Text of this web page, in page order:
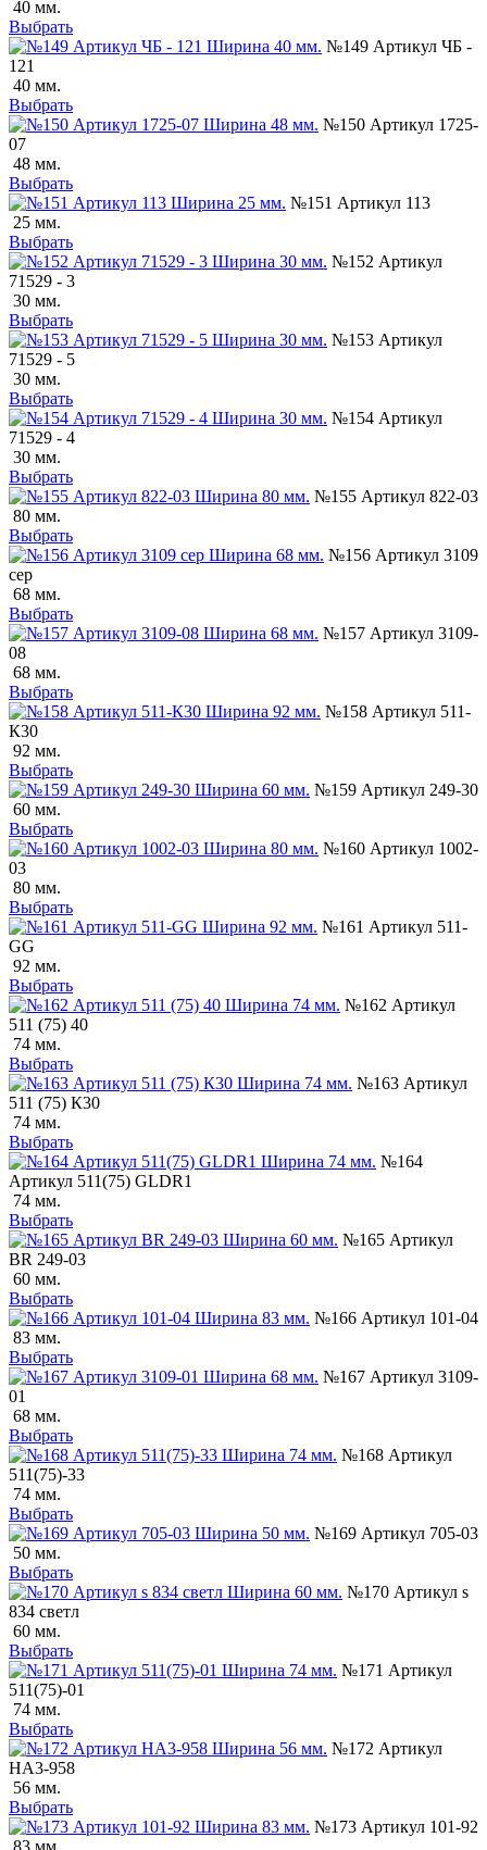
40 мм.
Выбрать
№149 Артикул ЧБ -
121
40 мм.
Выбрать
№150 Артикул 1725-
07
48 мм.
Выбрать
№151 Артикул 113
25 мм.
Выбрать
№152 Артикул
71529 - 3
30 мм.
Выбрать
№153 Артикул
71529 - 5
30 мм.
Выбрать
№154 Артикул
71529 - 4
30 мм.
Выбрать
№155 Артикул 822-03
80 мм.
Выбрать
№156 Артикул 3109
сер
68 мм.
Выбрать
№157 Артикул 3109-
08
68 мм.
Выбрать
№158 Артикул 511-
К30
92 мм.
Выбрать
№159 Артикул 249-30
60 мм.
Выбрать
№160 Артикул 1002-
03
80 мм.
Выбрать
№161 Артикул 511-
GG
92 мм.
Выбрать
№162 Артикул
511 (75) 40
74 мм.
Выбрать
№163 Артикул
511 (75) К30
74 мм.
Выбрать
№164
Артикул 511(75) GLDR1
74 мм.
Выбрать
№165 Артикул
BR 249-03
60 мм.
Выбрать
№166 Артикул 101-04
83 мм.
Выбрать
№167 Артикул 3109-
01
68 мм.
Выбрать
№168 Артикул
511(75)-33
74 мм.
Выбрать
№169 Артикул 705-03
50 мм.
Выбрать
№170 Артикул s
834 светл
60 мм.
Выбрать
№171 Артикул
511(75)-01
74 мм.
Выбрать
№172 Артикул
НА3-958
56 мм.
Выбрать
№173 Артикул 101-92
83 мм.